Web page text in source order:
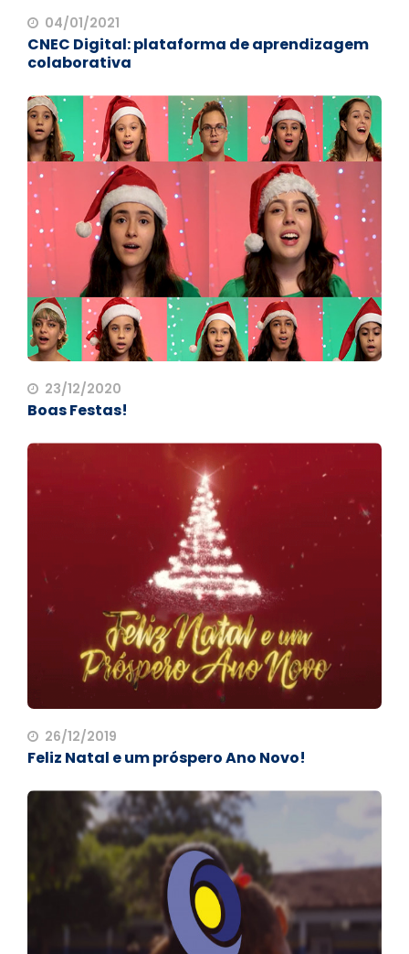
04/01/2021
CNEC Digital: plataforma de aprendizagem
colaborativa
23/12/2020
Boas Festas!
26/12/2019
Feliz Natal e um próspero Ano Novo!